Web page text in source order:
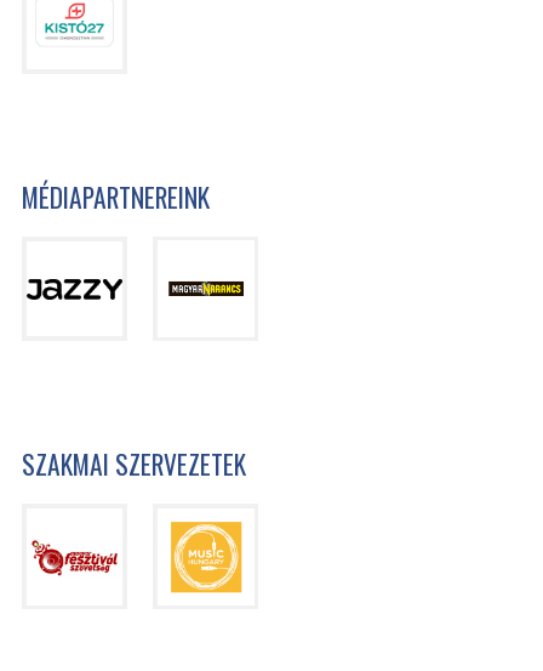
MÉDIAPARTNEREINK
SZAKMAI SZERVEZETEK